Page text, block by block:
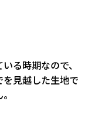
る時期なので、
見越した生地で